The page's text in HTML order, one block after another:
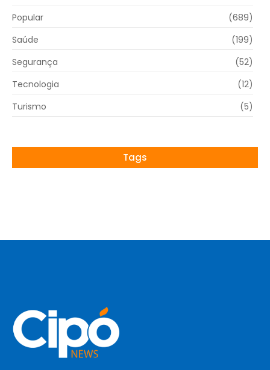
Popular
(689)
Saúde
(199)
Segurança
(52)
Tecnologia
(12)
Turismo
(5)
Tags